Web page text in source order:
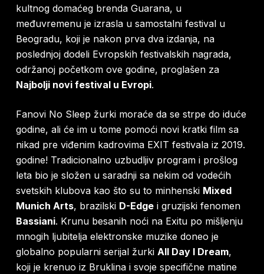
kultnog domaćeg brenda Guarana, u
međuvremenu je izrasla u samostalni festival u
Beogradu, koji je nakon prva dva izdanja, na
poslednjoj dodeli Evropskih festivalskih nagrada,
održanoj početkom ove godine, proglašen za
Najbolji novi festival u Evropi.
Fanovi No Sleep žurki moraće da se strpe do iduće
godine, ali će im u tome pomoći novi kratki film sa
nikad pre viđenim kadrovima EXIT festivala iz 2019.
godine! Tradicionalno uzbudljiv program i prošlog
leta bio je složen u saradnji sa nekim od vodećih
svetskih klubova kao što su to minhenski Mixed
Munich Arts, brazilski D-Edgei gruzijski fenomen
Bassiani. Krunu besanih noći na Exitu po mišljenju
mnogih ljubitelja elektronske muzike doneo je
globalno popularni serijal žurki All Day I Dream,
koji je krenuo iz Bruklina i svoje specifične matine